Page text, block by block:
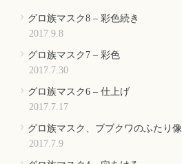
グロ族マスク8 – 彩色続き
2017.9.8
グロ族マスク7 – 彩色
2017.7.30
グロ族マスク6 – 仕上げ
2017.7.17
グロ族マスク、ブブクワのふたり像
2017.7.9